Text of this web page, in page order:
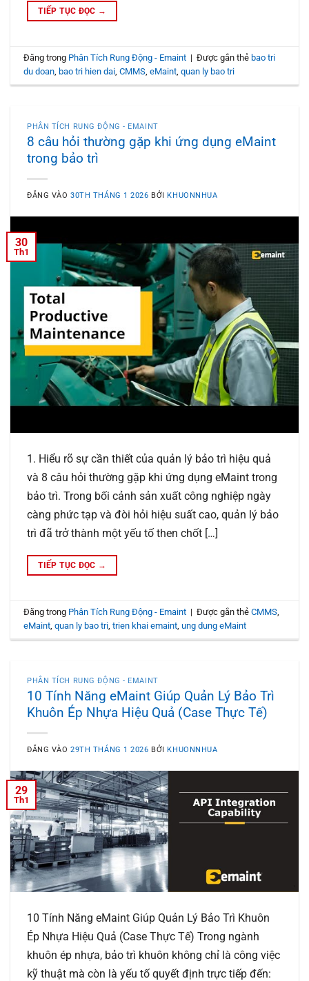
TIẾP TỤC ĐỌC →
Đăng trong Phân Tích Rung Động - Emaint | Được gắn thẻ bao tri
du doan bao tri hien dai ,CMMS ,eMaint ,quan ly bao tri
PHÂN TÍCH RUNG ĐỘNG - EMAINT
8 câu hỏi thường gặp khi ứng dụng eMaint
trong bảo trì
ĐĂNG VÀO30TH THÁNG 1 2026 BỞI KHUONNHUA
30
Th1
1. Hiểu rõ sự cần thiết của quản lý bảo trì hiệu quả
và 8 câu hỏi thường gặp khi ứng dụng eMaint trong
bảo trì. Trong bối cảnh sản xuất công nghiệp ngày
càng phức tạp và đòi hỏi hiệu suất cao, quản lý bảo
trì đã trở thành một yếu tố then chốt […]
TIẾP TỤC ĐỌC →
Đăng trong Phân Tích Rung Động - Emaint | Được gắn thẻCMMS,
eMaint,quan ly bao tri,trien khai emaint,ung dung eMaint
PHÂN TÍCH RUNG ĐỘNG - EMAINT
10 Tính Năng eMaint Giúp Quản Lý Bảo Trì
Khuôn Ép Nhựa Hiệu Quả (Case Thực Tế)
ĐĂNG VÀO29TH THÁNG 1 2026 BỞI KHUONNHUA
29
Th1
10 Tính Năng eMaint Giúp Quản Lý Bảo Trì Khuôn
Ép Nhựa Hiệu Quả (Case Thực Tế) Trong ngành
khuôn ép nhựa, bảo trì khuôn không chỉ là công việc
kỹ thuật mà còn là yếu tố quyết định trực tiếp đến: